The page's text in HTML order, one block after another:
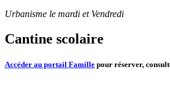
Urbanisme le mardi et Vendredi
Cantine scolaire
Accéder au portail Famille pour réserver,